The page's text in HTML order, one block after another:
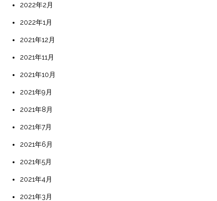
2022年2月
2022年1月
2021年12月
2021年11月
2021年10月
2021年9月
2021年8月
2021年7月
2021年6月
2021年5月
2021年4月
2021年3月